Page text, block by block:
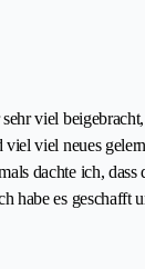
viel
viel viel neues
dachte ich, dass
habe es geschafft